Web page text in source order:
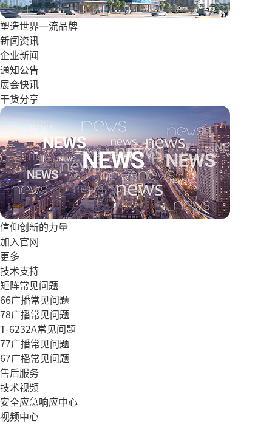
塑造世界一流品牌
新闻资讯
企业新闻
通知公告
展会快讯
干货分享
信仰创新的力量
加入官网
更多
技术支持
矩阵常见问题
66广播常见问题
78广播常见问题
T-6232A常见问题
77广播常见问题
67广播常见问题
售后服务
技术视频
安全应急响应中心
视频中心